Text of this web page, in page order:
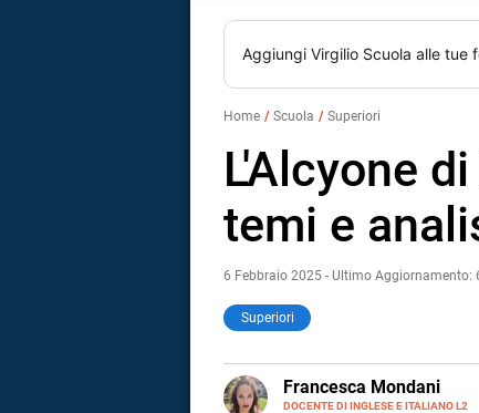
contenuto
Aggiungi Virgilio Scuola alle tue
Home Scuola Superiori
L'Alcyone
temi e
6 Febbraio 2025 - Ultimo Aggiornamento:
Superiori
Francesca Mondani
DOCENTE DI INGLESE E ITALIANO L2
LINKEDIN
INSTAGRAM